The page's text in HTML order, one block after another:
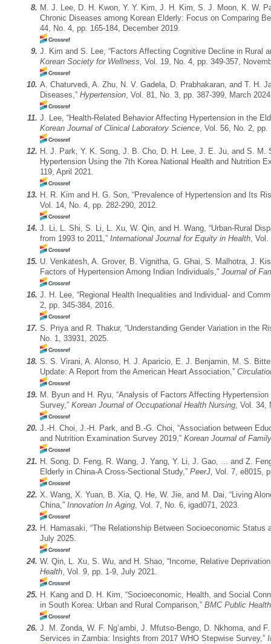
8. M. J. Lee, D. H. Kwon, Y. Y. Kim, J. H. Kim, S. J. Moon, K. W.
Chronic Diseases among Korean Elderly: Focus on Comparing
44, No. 4, pp. 165-184, December 2019.
9. J. Kim and S. Lee, “Factors Affecting Cognitive Decline in Rural
Korean Society for Wellness, Vol. 19, No. 4, pp. 349-357,
10. A. Chaturvedi, A. Zhu, N. V. Gadela, D. Prabhakaran, and T. H.
Diseases,” Hypertension, Vol. 81, No. 3, pp. 387-399, March
11. J. Lee, “Health-Related Behavior Affecting Hypertension in the
Korean Journal of Clinical Laboratory Science, Vol. 56, No. 2, pp.
12. H. J. Park, Y. K. Song, J. B. Cho, D. H. Lee, J. E. Ju, and S. M.
Hypertension Using the 7th Korea National Health and Nutrition
119, April 2021.
13. H. R. Kim and H. G. Son, “Prevalence of Hypertension and Its
Vol. 14, No. 4, pp. 282-290, 2012.
14. J. Li, L. Shi, S. Li, L. Xu, W. Qin, and H. Wang, “Urban-Rural
from 1993 to 2011,” International Journal for Equity in Health, Vol.
15. U. Venkatesh, A. Grover, B. Vignitha, G. Ghai, S. Malhotra, J.
Factors of Hypertension Among Indian Individuals,” Journal of
16. J. H. Lee, “Regional Health Inequalities and Individual- and
2, pp. 345-384, 2016.
17. S. Priya and R. Thakur, “Understanding Gender Variation in the
No. 1, 33931, 2025.
18. S. S. Virani, A. Alonso, H. J. Aparicio, E. J. Benjamin, M. S.
Update: A Report from the American Heart Association,”
19. M. Byun and H. Ryu, “Analysis of Factors Affecting
Survey,” Korean Journal of Occupational Health Nursing, Vol. 34,
20. J.-H. Choi, J.-H. Park, and B.-G. Choi, “Association between
and Nutrition Examination Survey 2019,” Korean Journal of
21. H. Song, D. Feng, R. Wang, J. Yang, Y. Li, J. Gao, ... and Z.
Elderly in China-A Cross-Sectional Study,” PeerJ, Vol. 7, e8015,
22. X. Wang, X. Yuan, B. Xia, Q. He, W. Jie, and M. Dai, “Living
China,” Innovation In Aging, Vol. 7, No. 6, igad071, 2023.
23. H. Hamasaki, “The Relationship Between Socioeconomic
July 2025.
24. W. Qin, L. Xu, S. Wu, and H. Shao, “Income, Relative
Health, Vol. 9, pp. 1-9, July 2021.
25. H. Kang and D. H. Kim, “Socioeconomic, Health, and Social
in South Korea: Urban and Rural Comparison,” BMC Public Health
26. J. M. Zonda, W. F. Ng’ambi, J. Mfutso-Bengo, D. Nkhoma, and
Services in Zambia: Insights from 2017 WHO Stepwise Survey,”